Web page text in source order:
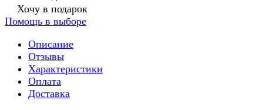
Хочу в подарок
Помощь в выборе
Описание
Отзывы
Характеристики
Оплата
Доставка